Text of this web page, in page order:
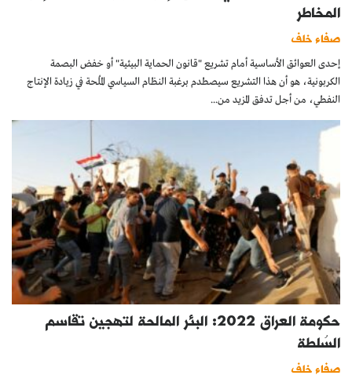
المخاطر
صفاء خلف
إحدى العوائق الأساسية أمام تشريع "قانون الحماية البيئية" أو خفض البصمة
الكربونية، هو أن هذا التشريع سيصطدم برغبة النظام السياسي المُلحة في زيادة الإنتاج
النفطي، من أجل تدفق المزيد من...
حكومة العراق 2022: البئر المالحة لتهجين تقاسم
السُلطة
صفاء خلف